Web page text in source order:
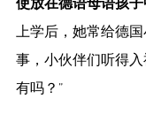
使放在德语母语孩子
上学后，她常给德
事，小伙伴们听得
有吗？”